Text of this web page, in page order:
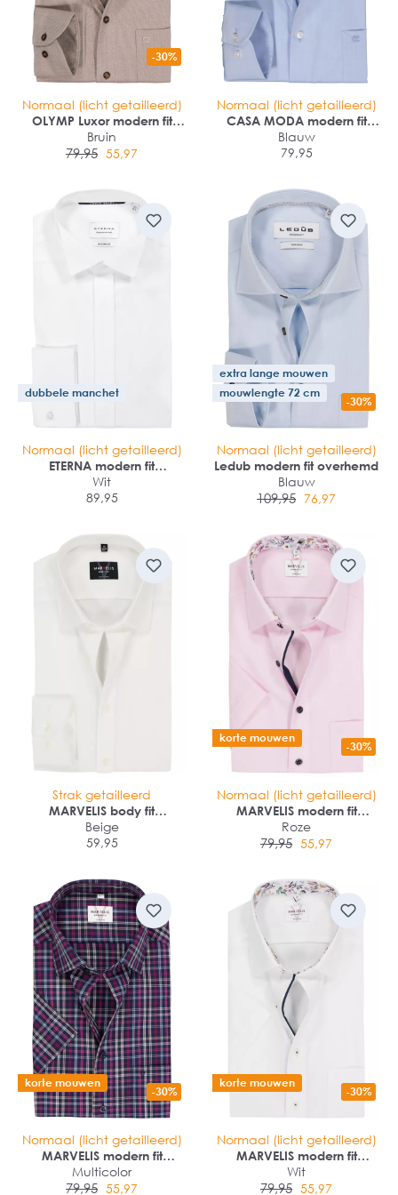
-30%
Normaal (licht getailleerd)
OLYMP Luxor modern fit
overhemd
Bruin
79,95 55,97
Normaal (licht getailleerd)
CASA MODA modern fit
overhemd
Blauw
79,95
dubbele manchet
Normaal (licht getailleerd)
ETERNA modern fit
overhemd
Wit
89,95
extra lange mouwen
mouwlengte 72 cm
-30%
Normaal (licht getailleerd)
Ledub modern fit overhemd
Blauw
109,95 76,97
Strak getailleerd
MARVELIS body fit
overhemd
Beige
59,95
korte mouwen
-30%
Normaal (licht getailleerd)
MARVELIS modern fit
overhemd
Roze
79,95 55,97
korte mouwen
-30%
Normaal (licht getailleerd)
MARVELIS modern fit
overhemd
Multicolor
79,95 55,97
korte mouwen
-30%
Normaal (licht getailleerd)
MARVELIS modern fit
overhemd
Wit
79,95 55,97